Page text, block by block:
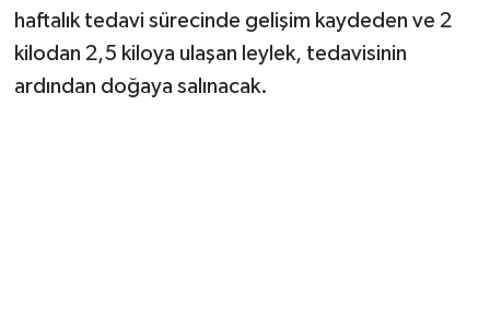
haftalık tedavi sürecinde gelişim kaydeden ve 2
kilodan 2,5 kiloya ulaşan leylek, tedavisinin
ardından doğaya salınacak.